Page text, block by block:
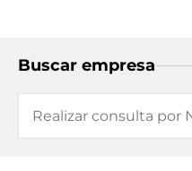
Buscar empresa